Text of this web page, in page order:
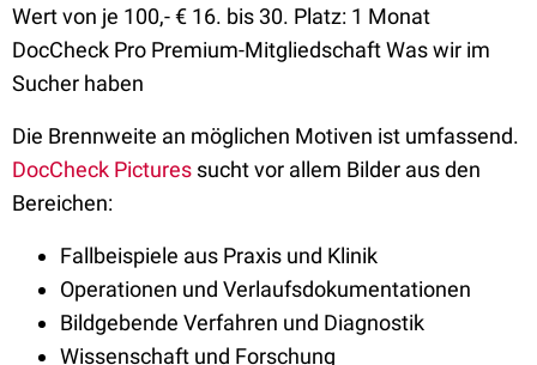
Wert von je 100,- € 16. bis 30. Platz: 1 Monat
DocCheck Pro Premium-Mitgliedschaft Was wir im
Sucher haben
Die Brennweite an möglichen Motiven ist umfassend.
DocCheck Pictures sucht vor allem Bilder aus den
Bereichen:
Fallbeispiele aus Praxis und Klinik
Operationen und Verlaufsdokumentationen
Bildgebende Verfahren und Diagnostik
Wissenschaft und Forschung